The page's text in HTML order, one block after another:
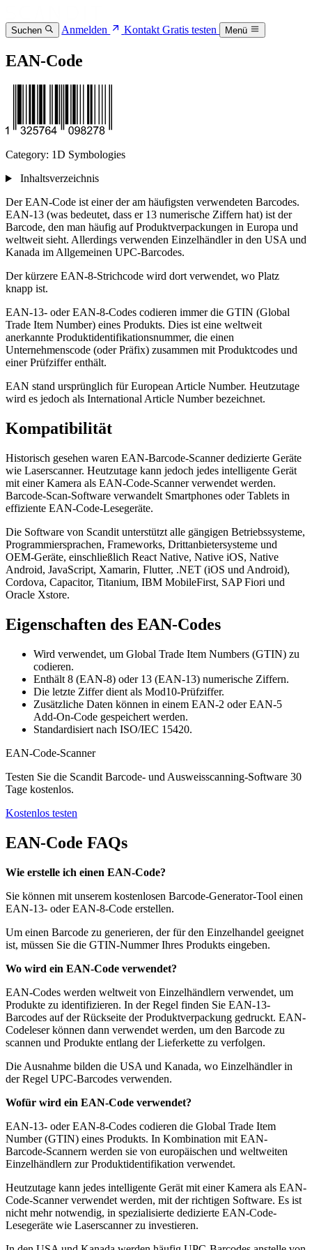
Suchen Anmelden KontaktGratis testen Menü
EAN-Code
Category: 1D Symbologies
Inhaltsverzeichnis
Der EAN-Code ist einer der am häufigsten verwendeten Barcodes.
EAN-13 (was bedeutet, dass er 13 numerische Ziffern hat) ist der
Barcode, den man häufig auf Produktverpackungen in Europa und
weltweit sieht. Allerdings verwenden Einzelhändler in den USA und
Kanada im Allgemeinen UPC-Barcodes.
Der kürzere EAN-8-Strichcode wird dort verwendet, wo Platz
knapp ist.
EAN-13- oder EAN-8-Codes codieren immer die GTIN (Global
Trade Item Number) eines Produkts. Dies ist eine weltweit
anerkannte Produktidentifikationsnummer, die einen
Unternehmenscode (oder Präfix) zusammen mit Produktcodes und
einer Prüfziffer enthält.
EAN stand ursprünglich für European Article Number. Heutzutage
wird es jedoch als International Article Number bezeichnet.
Kompatibilität
Historisch gesehen waren EAN-Barcode-Scanner dedizierte Geräte
wie Laserscanner. Heutzutage kann jedoch jedes intelligente Gerät
mit einer Kamera als EAN-Code-Scanner verwendet werden.
Barcode-Scan-Software verwandelt Smartphones oder Tablets in
effiziente EAN-Code-Lesegeräte.
Die Software von Scandit unterstützt alle gängigen Betriebssysteme,
Programmiersprachen, Frameworks, Drittanbietersysteme und
OEM-Geräte, einschließlich React Native, Native iOS, Native
Android, JavaScript, Xamarin, Flutter, .NET (iOS und Android),
Cordova, Capacitor, Titanium, IBM MobileFirst, SAP Fiori und
Oracle Xstore.
Eigenschaften des EAN-Codes
Wird verwendet, um Global Trade Item Numbers (GTIN) zu
codieren.
Enthält 8 (EAN-8) oder 13 (EAN-13) numerische Ziffern.
Die letzte Ziffer dient als Mod10-Prüfziffer.
Zusätzliche Daten können in einem EAN-2 oder EAN-5
Add-On-Code gespeichert werden.
Standardisiert nach ISO/IEC 15420.
EAN-Code-Scanner
Testen Sie die Scandit Barcode- und Ausweisscanning-Software 30
Tage kostenlos.
Kostenlos testen
EAN-Code FAQs
Wie erstelle ich einen EAN-Code?
Sie können mit unserem kostenlosen Barcode-Generator-Tool einen
EAN-13- oder EAN-8-Code erstellen.
Um einen Barcode zu generieren, der für den Einzelhandel geeignet
ist, müssen Sie die GTIN-Nummer Ihres Produkts eingeben.
Wo wird ein EAN-Code verwendet?
EAN-Codes werden weltweit von Einzelhändlern verwendet, um
Produkte zu identifizieren. In der Regel finden Sie EAN-13-
Barcodes auf der Rückseite der Produktverpackung gedruckt. EAN-
Codeleser können dann verwendet werden, um den Barcode zu
scannen und Produkte entlang der Lieferkette zu verfolgen.
Die Ausnahme bilden die USA und Kanada, wo Einzelhändler in
der Regel UPC-Barcodes verwenden.
Wofür wird ein EAN-Code verwendet?
EAN-13- oder EAN-8-Codes codieren die Global Trade Item
Number (GTIN) eines Produkts. In Kombination mit EAN-
Barcode-Scannern werden sie von europäischen und weltweiten
Einzelhändlern zur Produktidentifikation verwendet.
Heutzutage kann jedes intelligente Gerät mit einer Kamera als EAN-
Code-Scanner verwendet werden, mit der richtigen Software. Es ist
nicht mehr notwendig, in spezialisierte dedizierte EAN-Code-
Lesegeräte wie Laserscanner zu investieren.